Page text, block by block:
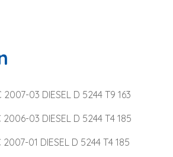
03 DIESEL D 5244 T9 163
03 DIESEL D 5244 T4 185
01 DIESEL D 5244 T4 185